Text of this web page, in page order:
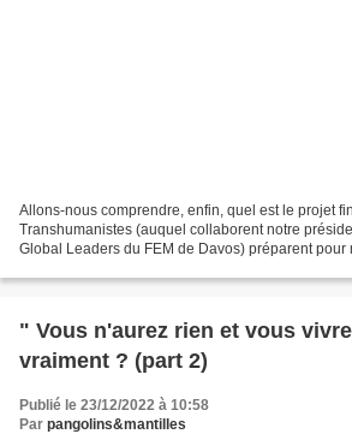
Allons-nous comprendre, enfin, quel est le projet
Transhumanistes (auquel collaborent notre
Global Leaders du FEM de Davos) préparent pour
" Vous n'aurez rien et vous
vraiment ? (part 2)
Publié le 23/12/2022 à 10:58
Par pangolins&mantilles